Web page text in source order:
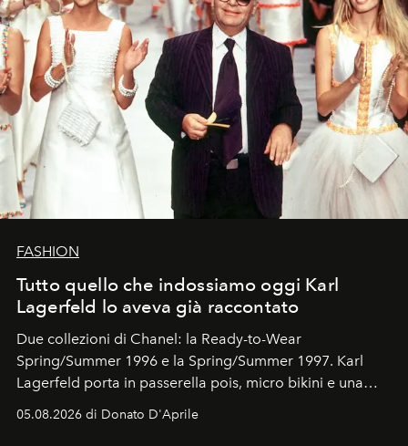
FASHION
Tutto quello che indossiamo oggi Karl
Lagerfeld lo aveva già raccontato
Due collezioni di Chanel: la Ready-to-Wear
Spring/Summer 1996 e la Spring/Summer 1997. Karl
Lagerfeld porta in passerella pois, micro bikini e una
logomania pensata per la spiaggia
Kate, Claudia e Carla una dietro l'altra. Trent'anni dopo,
05.08.2026 di Donato D'Aprile